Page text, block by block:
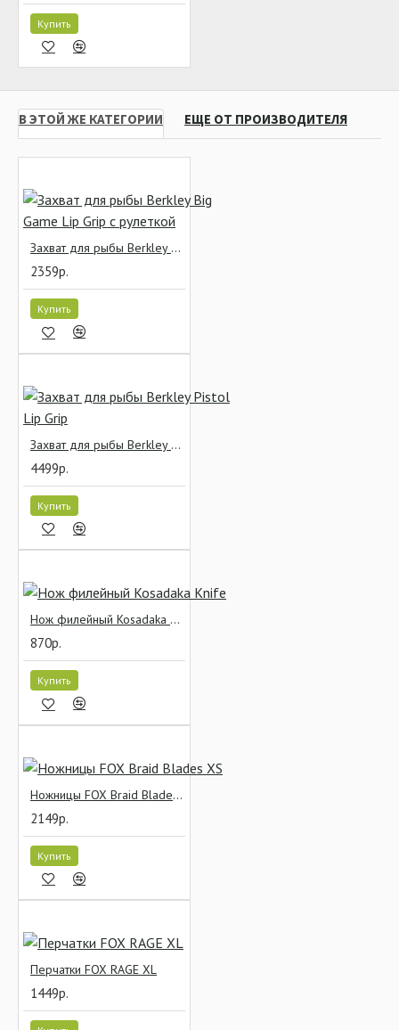
Купить
В ЭТОЙ ЖЕ КАТЕГОРИИ ЕЩЕ ОТ ПРОИЗВОДИТЕЛЯ
Захват для рыбы Berkley Big Game Lip Grip с рулеткой
2359р.
Купить
Захват для рыбы Berkley Pistol Lip Grip
4499р.
Купить
Нож филейный Kosadaka Knife
870р.
Купить
Ножницы FOX Braid Blades XS
2149р.
Купить
Перчатки FOX RAGE XL
1449р.